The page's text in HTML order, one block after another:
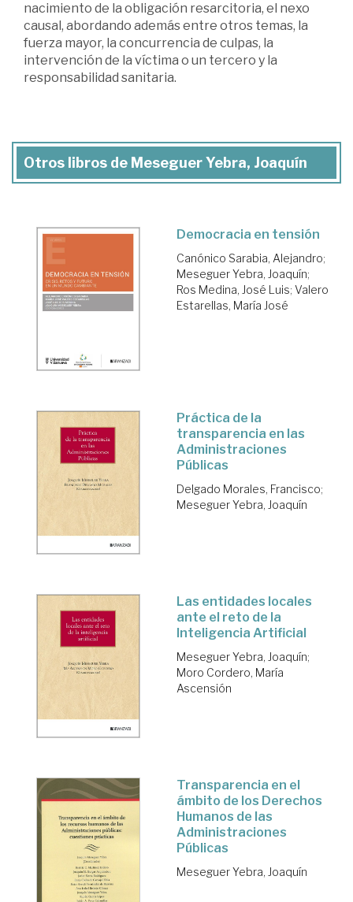
nacimiento de la obligación resarcitoria, el nexo
causal, abordando además entre otros temas, la
fuerza mayor, la concurrencia de culpas, la
intervención de la víctima o un tercero y la
responsabilidad sanitaria.
Otros libros de Meseguer Yebra, Joaquín
Democracia en tensión
Canónico Sarabia, Alejandro;
Meseguer Yebra, Joaquín;
Ros Medina, José Luis; Valero
Estarellas, María José
Práctica de la
transparencia en las
Administraciones
Públicas
Delgado Morales, Francisco;
Meseguer Yebra, Joaquín
Las entidades locales
ante el reto de la
Inteligencia Artificial
Meseguer Yebra, Joaquín;
Moro Cordero, María
Ascensión
Transparencia en el
ámbito de los Derechos
Humanos de las
Administraciones
Públicas
Meseguer Yebra, Joaquín